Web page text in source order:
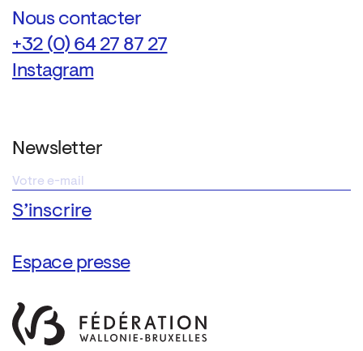
Nous contacter
+32 (0) 64 27 87 27
Instagram
Newsletter
Espace presse